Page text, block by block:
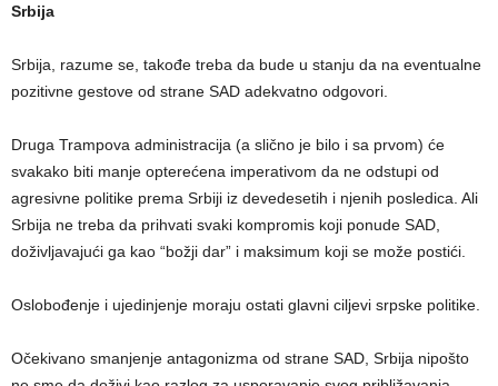
Srbija
Srbija, razume se, takođe treba da bude u stanju da na eventualne
pozitivne gestove od strane SAD adekvatno odgovori.
Druga Trampova administracija (a slično je bilo i sa prvom) će
svakako biti manje opterećena imperativom da ne odstupi od
agresivne politike prema Srbiji iz devedesetih i njenih posledica. Ali
Srbija ne treba da prihvati svaki kompromis koji ponude SAD,
doživljavajući ga kao “božji dar” i maksimum koji se može postići.
Oslobođenje i ujedinjenje moraju ostati glavni ciljevi srpske politike.
Očekivano smanjenje antagonizma od strane SAD, Srbija nipošto